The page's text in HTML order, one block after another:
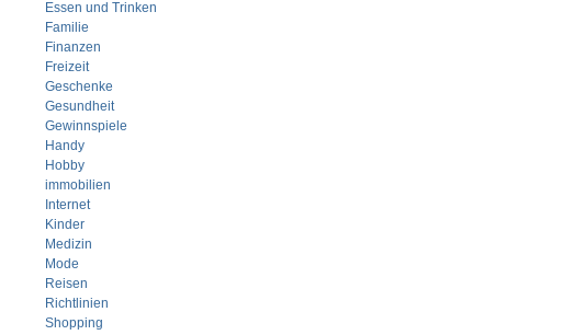
Essen und Trinken
Familie
Finanzen
Freizeit
Geschenke
Gesundheit
Gewinnspiele
Handy
Hobby
immobilien
Internet
Kinder
Medizin
Mode
Reisen
Richtlinien
Shopping